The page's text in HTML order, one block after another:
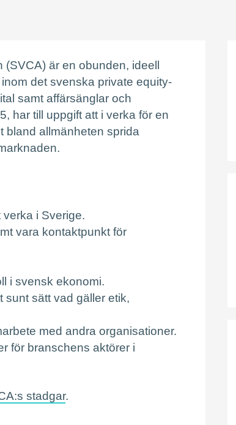
(SVCA) är en obunden, ideell
det svenska private equity-
samt affärsänglar och
har till uppgift att i verka för en
bland allmänheten sprida
i Sverige.
vara kontaktpunkt för
i svensk ekonomi.
sunt sätt vad gäller etik,
med andra organisationer.
för branschens aktörer i
stadgar.